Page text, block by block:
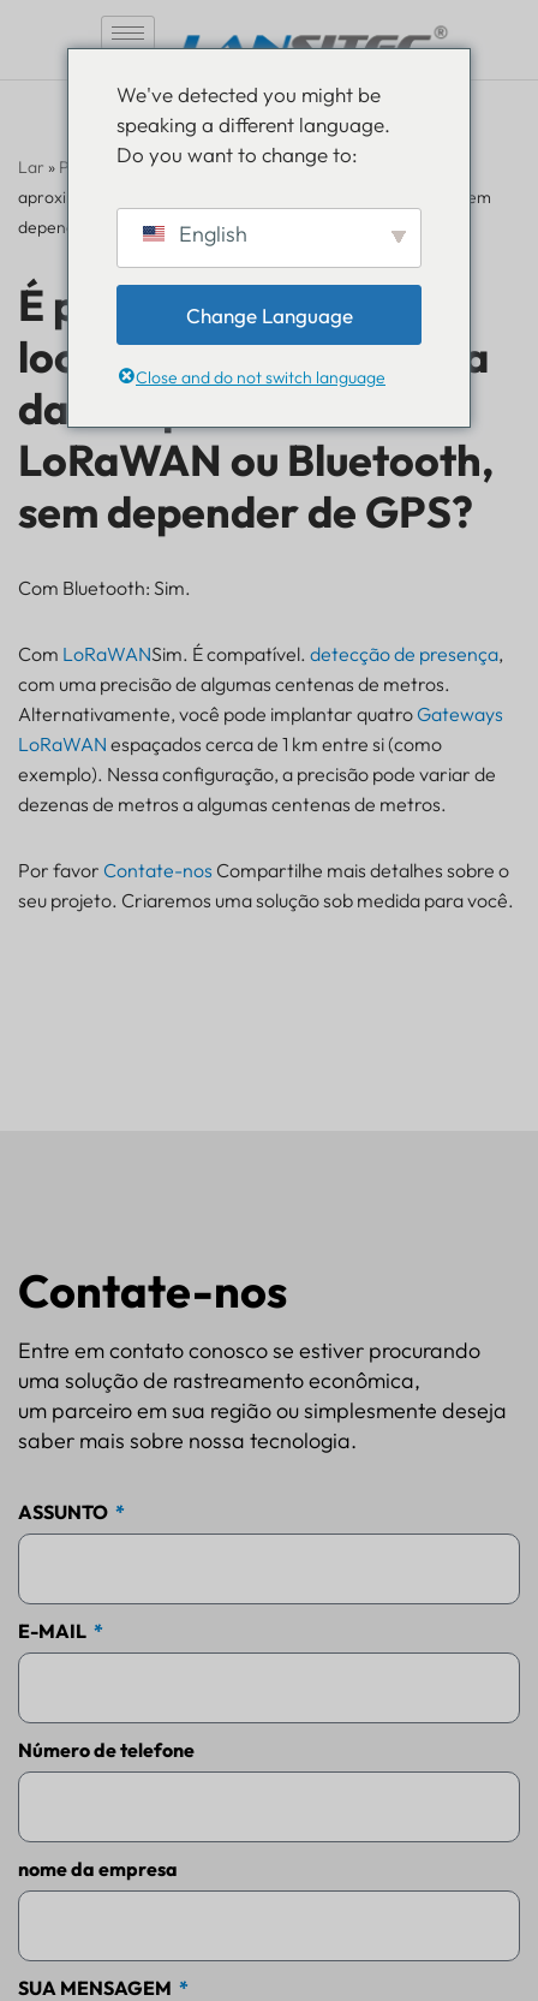
conteúdo
Lar » Perguntas frequentes» É possível obter a localização
aproximada das etiquetas usando LoRaWAN ou Bluetooth, sem
depender de GPS?
É possível obter a
localização aproximada
das etiquetas usando
LoRaWAN ou Bluetooth,
sem depender de GPS?
Com Bluetooth: Sim.
Com LoRaWANSim. É compatível. detecção de presença,
com uma precisão de algumas centenas de metros.
Alternativamente, você pode implantar quatroGateways
LoRaWAN espaçados cerca de 1 km entre si (como
exemplo). Nessa configuração, a precisão pode variar de
dezenas de metros a algumas centenas de metros.
Por favor Contate-nos Compartilhe mais detalhes sobre o
seu projeto. Criaremos uma solução sob medida para você.
Contate-nos
Entre em contato conosco se estiver procurando
uma solução de rastreamento econômica,
um parceiro em sua região ou simplesmente deseja
saber mais sobre nossa tecnologia.
ASSUNTO
E-MAIL
Número de telefone
nome da empresa
SUA MENSAGEM
We've detected you might be
speaking a different language.
Do you want to change to:
English
Change Language
Close and do not switch language